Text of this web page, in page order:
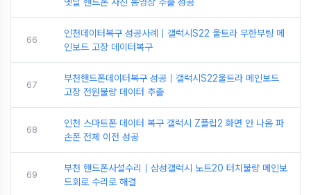
옛날 핸드폰 사진 동영상 추출 성공
66
인천데이터복구 성공사례｜갤럭시S22 울트라 무한부팅 메
인보드 고장 데이터복구
67
부천핸드폰데이터복구 성공｜갤럭시S22울트라 메인보드
고장 전원불량 데이터 추출
68
인천 스마트폰 데이터 복구 갤럭시 Z플립2 화면 안 나옴 파
손폰 전체 이전 성공
69
부천 핸드폰사설수리｜삼성갤럭시 노트20 터치불량 메인보
드회로 수리로 해결